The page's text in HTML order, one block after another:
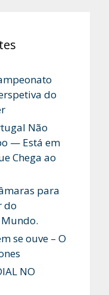
do
Não
— Está em
Chega ao
para
do
se ouve – O
NO